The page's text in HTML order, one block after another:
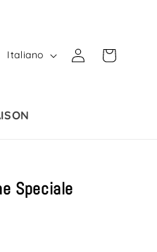
Italiano Accedi Carrello
Speciale